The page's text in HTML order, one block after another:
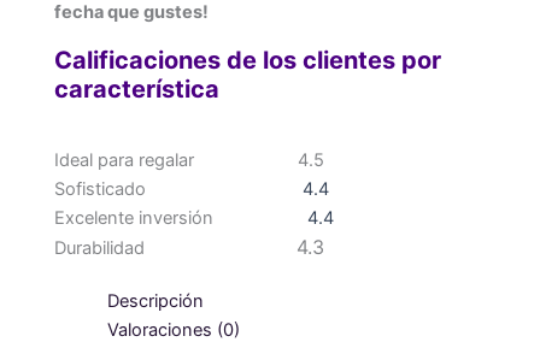
fecha que gustes!
Calificaciones de los clientes por
característica
Ideal para regalar
4.5
Sofisticado
4.4
Excelente inversión
4.4
Durabilidad
4.3
Descripción
Valoraciones (0)